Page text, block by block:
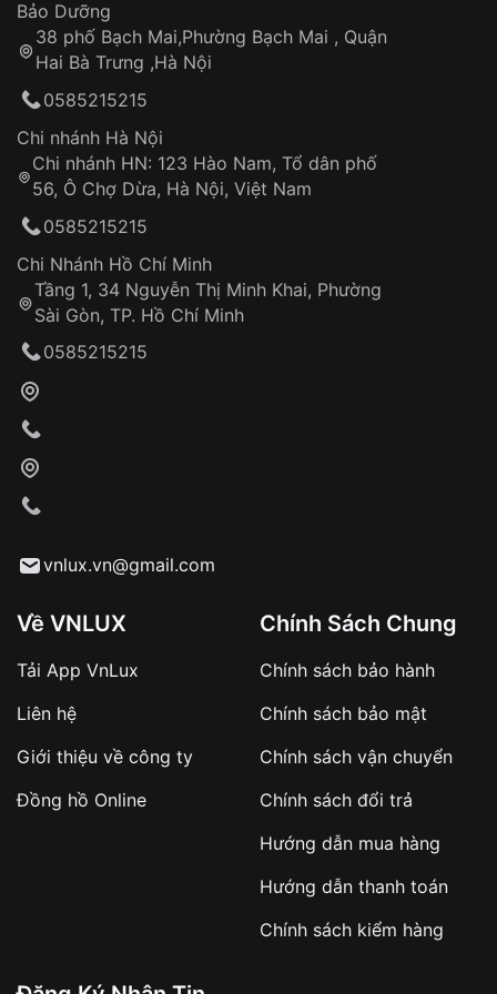
Thời gian tính từ khi xác nhận đơn hàng thành
công
Hotline: 0585 215 215
Từ khóa SEO:
Khách hàng kiểm tra và thanh toán trực tiếp
Từ khóa SEO:
sản phẩm đặc biệt
hàng
Số tiền còn lại thanh toán khi nhận hàng hoặc
✔️ Đảm bảo xử lý đơn hàng nhanh chóng
✔️ Hạn chế tình trạng hủy đơn không mong
Sản phẩm đã bị:
Tự ý sửa chữa
thống VNLUX
Đảm bảo quyền lợi khách hàng
Đồng hành cùng khách hàng trong suốt quá
trình sử dụng
Bảo Dưỡng
38 phố Bạch Mai,Phường Bạch Mai , Quận
Hai Bà Trưng ,Hà Nội
0585215215
Chi nhánh Hà Nội
Chi nhánh HN: 123 Hào Nam, Tổ dân phố
56, Ô Chợ Dừa, Hà Nội, Việt Nam
0585215215
Chi Nhánh Hồ Chí Minh
Tầng 1, 34 Nguyễn Thị Minh Khai, Phường
Sài Gòn, TP. Hồ Chí Minh
0585215215
vnlux.vn@gmail.com
Về VNLUX
Tải App VnLux
Liên hệ
Giới thiệu về công ty
Đồng hồ Online
Chính Sách Chung
Chính sách bảo hành
Chính sách bảo mật
Chính sách vận chuyển
Chính sách đổi trả
Hướng dẫn mua hàng
Hướng dẫn thanh toán
Chính sách kiểm hàng